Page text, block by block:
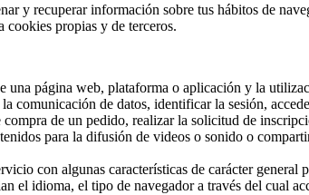
y recuperar información sobre tus hábitos de
cookies propias y de terceros.
una página web, plataforma o aplicación y la
de datos, identificar la sesión,
de un pedido, realizar la solicitud de
para la difusión de videos o sonido o
con algunas características de carácter general
el idioma, el tipo de navegador a través del cual